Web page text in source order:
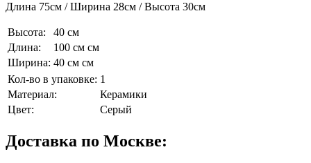
Длина 75см / Ширина 28см / Высота 30см
Высота:
40 см
Длина:
100 см см
Ширина: 40 см см
Кол-во в упаковке: 1
Материал:
Керамики
Цвет:
Серый
Доставка по Москве: